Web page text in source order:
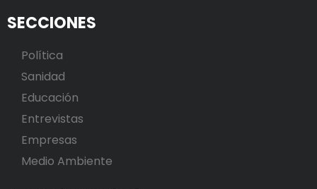
SECCIONES
Política
Sanidad
Educación
Entrevistas
Empresas
Medio Ambiente